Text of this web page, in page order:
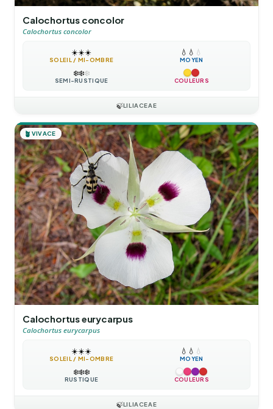
Calochortus concolor
Calochortus concolor
☀️☀️☀️
SOLEIL / MI-OMBRE
💧 💧 💧
MOYEN
❄️❄️❄️
SEMI-RUSTIQUE COULEURS
🍃LILIACEAE
🪴 VIVACE
Calochortus eurycarpus
Calochortus eurycarpus
☀️☀️☀️
SOLEIL / MI-OMBRE
💧 💧 💧
MOYEN
❄️❄️❄️
RUSTIQUE COULEURS
🍃LILIACEAE